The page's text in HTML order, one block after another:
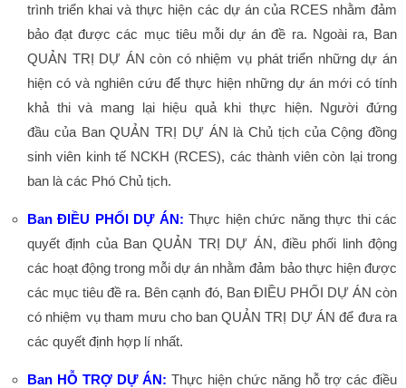
trình triển khai và thực hiện các dự án của RCES nhằm đảm
bảo đạt được các mục tiêu mỗi dự án đề ra. Ngoài ra, Ban
QUẢN TRỊ DỰ ÁN còn có nhiệm vụ phát triển những dự án
hiện có và nghiên cứu để thực hiện những dự án mới có tính
khả thi và mang lại hiệu quả khi thực hiện. Người đứng
đầu của Ban QUẢN TRỊ DỰ ÁN là Chủ tịch của Cộng đồng
sinh viên kinh tế NCKH (RCES), các thành viên còn lại trong
ban là các Phó Chủ tịch.
Ban ĐIỀU PHỐI DỰ ÁN: Thực hiện chức năng thực thi các
quyết định của Ban QUẢN TRỊ DỰ ÁN, điều phối linh động
các hoạt động trong mỗi dự án nhằm đảm bảo thực hiện được
các mục tiêu đề ra. Bên cạnh đó, Ban ĐIỀU PHỐI DỰ ÁN còn
có nhiệm vụ tham mưu cho ban QUẢN TRỊ DỰ ÁN để đưa ra
các quyết định hợp lí nhất.
Ban HỖ TRỢ DỰ ÁN: Thực hiện chức năng hỗ trợ các điều